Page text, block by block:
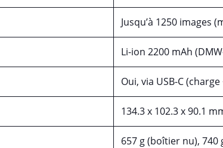
Jusqu’à 1250 images
Li-ion 2200 mAh
Oui, via USB-C
134.3 x 102.3 x 90.1
657 g (boîtier nu), 740